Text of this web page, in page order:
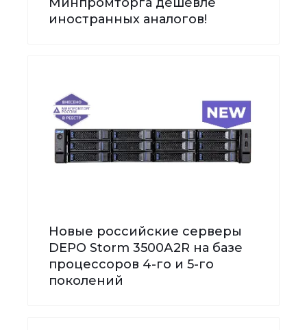
иностранных аналогов!
Новые российские серверы
DEPO Storm 3500А2R на базе
процессоров 4-го и 5-го
поколений